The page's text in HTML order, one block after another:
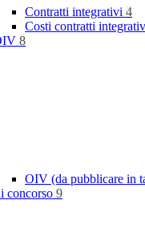
Contratti integrativi 4
Costi contratti
8
OIV (da pubblicare in
concorso 9